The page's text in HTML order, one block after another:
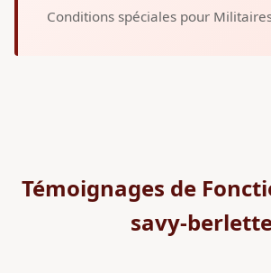
Conditions spéciales pour
Témoignages de
savy-